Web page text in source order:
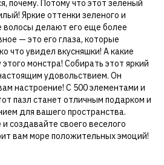
почему. Потому что этот зеленый
Яркие оттенки зеленого и
делают его еще более
— это его глаза, которые
что увидел вкусняшки! А какие
монстра! Собирать этот яркий
удовольствием. Он
настроение! С 500 элементами и
пазл станет отличным подарком и
для вашего пространства.
создавайте своего веселого
вам море положительных эмоций!